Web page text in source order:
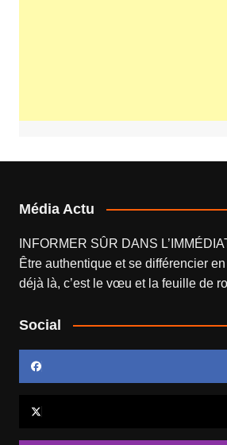
Média Actu
INFORMER SÛR DANS
Être authentique et se différencier
déjà là, c’est le vœu et la feuille de
Social